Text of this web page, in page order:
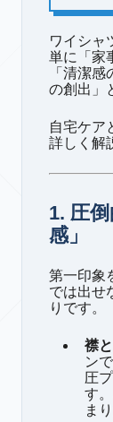
ワイシャ
単に「家
「清潔
の創出」
自宅ケア
詳しく解
1. 圧
感」
第一印象
では出せ
りです。
襟
ン
圧
す
ま